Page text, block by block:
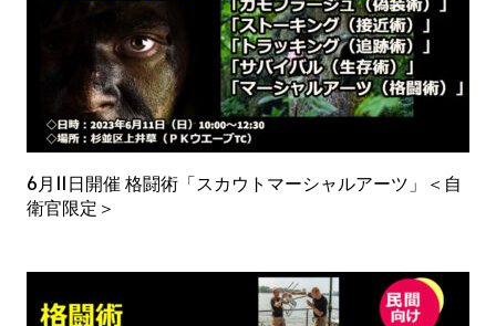
6月11日開催 格闘術「スカウトマーシャルアーツ」＜自
衛官限定＞